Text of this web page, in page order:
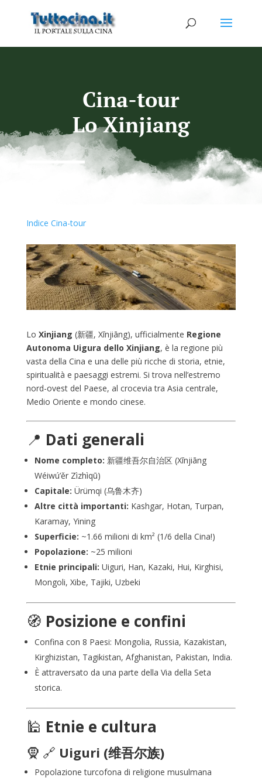
Cina-tour
Lo Xinjiang
Indice Cina-tour
Lo Xinjiang (新疆, Xīnjiāng), ufficialmente Regione
Autonoma Uigura dello Xinjiang, è la regione più
vasta della Cina e una delle più ricche di storia, etnie,
spiritualità e paesaggi estremi. Si trova nell’estremo
nord-ovest del Paese, al crocevia tra Asia centrale,
Medio Oriente e mondo cinese.
📍 Dati generali
Nome completo: 新疆维吾尔自治区 (Xīnjiāng
Wéiwú’ěr Zìzhìqū)
Capitale: Ürümqi (乌鲁木齐)
Altre città importanti: Kashgar, Hotan, Turpan,
Karamay, Yining
Superficie: ~1.66 milioni di km² (1/6 della Cina!)
Popolazione: ~25 milioni
Etnie principali: Uiguri, Han, Kazaki, Hui, Kirghisi,
Mongoli, Xibe, Tajiki, Uzbeki
🧭 Posizione e confini
Confina con 8 Paesi: Mongolia, Russia, Kazakistan,
Kirghizistan, Tagikistan, Afghanistan, Pakistan, India.
È attraversato da una parte della Via della Seta
storica.
🕌 Etnie e cultura
🧕 🔗 Uiguri (维吾尔族)
Popolazione turcofona di religione musulmana